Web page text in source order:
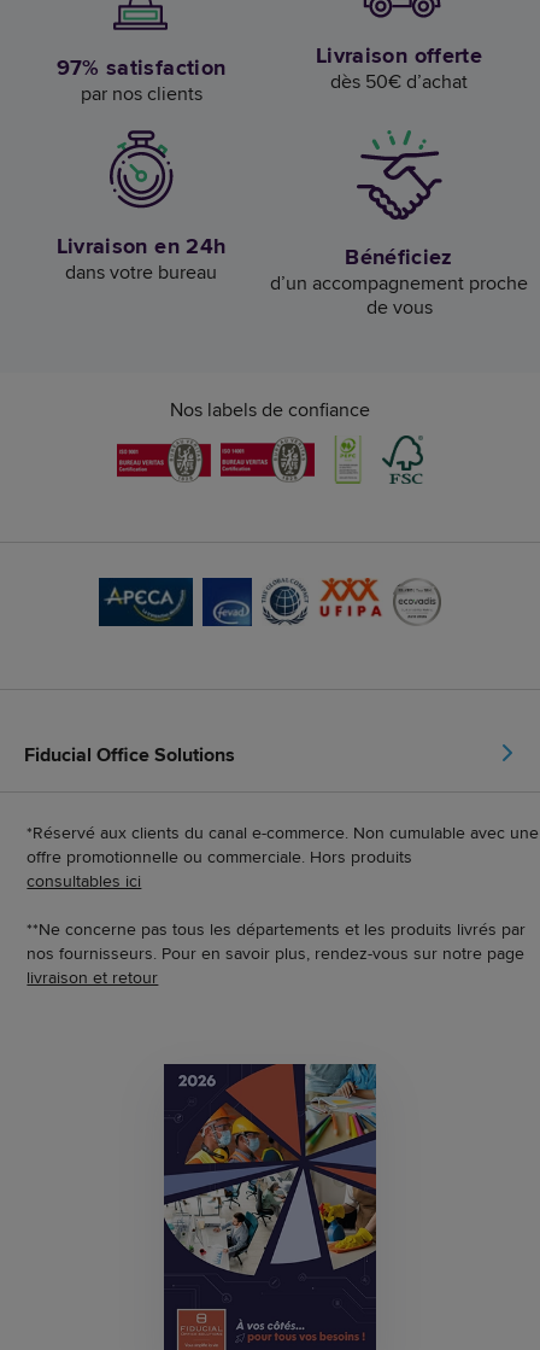
97% satisfaction
par nos clients
Livraison offerte
dès 50€ d’achat
Livraison en 24h
dans votre bureau Bénéficiez
d’un accompagnement proche
de vous
Nos labels de confiance
Fiducial Office Solutions
*Réservé aux clients du canal e-commerce. Non cumulable avec une
offre promotionnelle ou commerciale. Hors produits
consultables ici
**Ne concerne pas tous les départements et les produits livrés par
nos fournisseurs. Pour en savoir plus, rendez-vous sur notre page
livraison et retour